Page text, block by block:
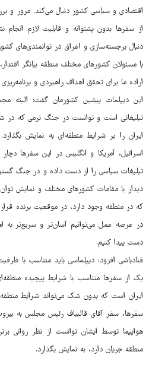
اقتصادی و سیاسی کشور دنبال می‌کند. مرور و
از سفرها بدون پشتوانه و قابلیت لازم
دنبال برجسته‌سازی و اغراق در توانمندی‌های
با مسئولان کشورهای مختلف منطقه بیانگر
اراده ما برای تحقق اهداف راهبردی و
این دیپلمات پیشین کشورمان گفت: البته
تبلیغاتی است و توانست در جنگ نرمی که در
ایران را بر شرایط منطقه‌ای به نمایش
اسرائیل، آمریکا و انگلیس در این سفرها
تبلیغات سیاسی را از دست داده و در جنگ
دیدار با مقامات کشورهای مختلف و نمایش
که در منطقه وجود دارد، در موقعیت برنده
در عرصه عمل می‌توانیم آسان‌تر و سریع‌تر به
دست پیدا کنیم.
قنادباشی افزود: دیپلماسی باید متناسب با
یک از سفرها متناسب با شرایط پیچیده
ایران است که بدون شک می‌تواند شرایط
سفرها، سفر آقای قالیباف رئیس مجلس به
هواپیما توسط ‌ایشان توانست از نظر روانی
منطقه جریان دارد، به نمایش بگذارد.